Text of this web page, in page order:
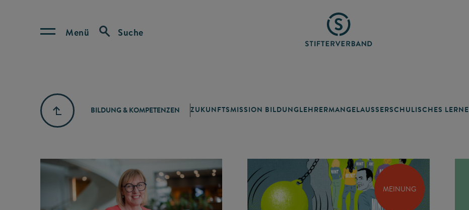
Menü Suche
BILDUNG & KOMPETENZEN ZUKUNFTSMISSION BILDUNGLEHRERMANGELAUSSERSCHULISCHES LERNEN
MEINUNG